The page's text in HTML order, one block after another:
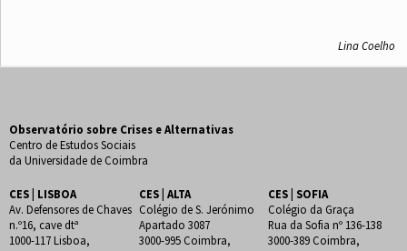
Lina Coelho
Observatório sobre Crises e Alternativas
Centro de Estudos Sociais
da Universidade de Coimbra
CES | LISBOA
Av. Defensores de Chaves
n.º16, cave dtª
1000-117 Lisboa,
CES | ALTA
Colégio de S. Jerónimo
Apartado 3087
3000-995 Coimbra,
CES | SOFIA
Colégio da Graça
Rua da Sofia nº 136-138
3000-389 Coimbra,